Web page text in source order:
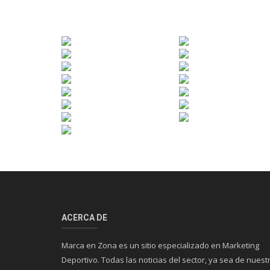
ACERCA DE
Marca en Zona es un sitio especializado en Marketing
Deportivo. Todas las noticias del sector, ya sea de